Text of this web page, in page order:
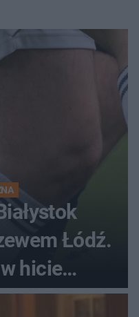
Łódź.
hicie